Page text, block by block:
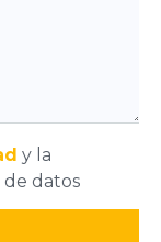
y la
datos